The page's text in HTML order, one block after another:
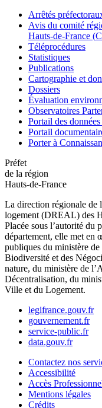
Arrêtés
Avis du comité
Hauts-de-France
Téléprocédures
Statistiques
Publications
Cartographie et
Dossiers
Évaluation
Observatoires
Portail des
Portail
Porter à
Préfet
de la région
Hauts-de-France
La direction régionale de
logement (DREAL) des
Placée sous l’autorité du
département, elle met en
publiques du ministère
Biodiversité et des
nature, du ministère de
Décentralisation, du
Ville et du Logement.
legifrance.gouv.fr
gouvernement.fr
service-public.fr
data.gouv.fr
Contactez nos
Accessibilité
Accès
Mentions légales
Crédits